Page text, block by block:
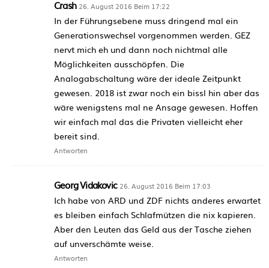
Crash 26. August 2016 Beim 17:22
In der Führungsebene muss dringend mal ein
Generationswechsel vorgenommen werden. GEZ
nervt mich eh und dann noch nichtmal alle
Möglichkeiten ausschöpfen. Die
Analogabschaltung wäre der ideale Zeitpunkt
gewesen. 2018 ist zwar noch ein bissl hin aber das
wäre wenigstens mal ne Ansage gewesen. Hoffen
wir einfach mal das die Privaten vielleicht eher
bereit sind.
Antworten
Georg Vidakovic 26. August 2016 Beim 17:03
Ich habe von ARD und ZDF nichts anderes erwartet
es bleiben einfach Schlafmützen die nix kapieren.
Aber den Leuten das Geld aus der Tasche ziehen
auf unverschämte weise.
Antworten